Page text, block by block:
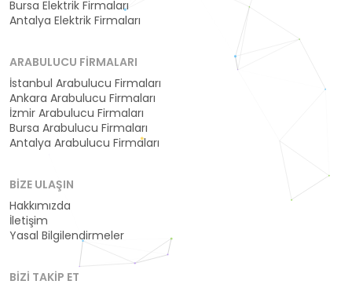
Bursa Elektrik Firmaları
Antalya Elektrik Firmaları
ARABULUCU FIRMALARI
İstanbul Arabulucu Firmaları
Ankara Arabulucu Firmaları
İzmir Arabulucu Firmaları
Bursa Arabulucu Firmaları
Antalya Arabulucu Firmaları
BIZE ULAŞIN
Hakkımızda
İletişim
Yasal Bilgilendirmeler
BIZI TAKIP ET